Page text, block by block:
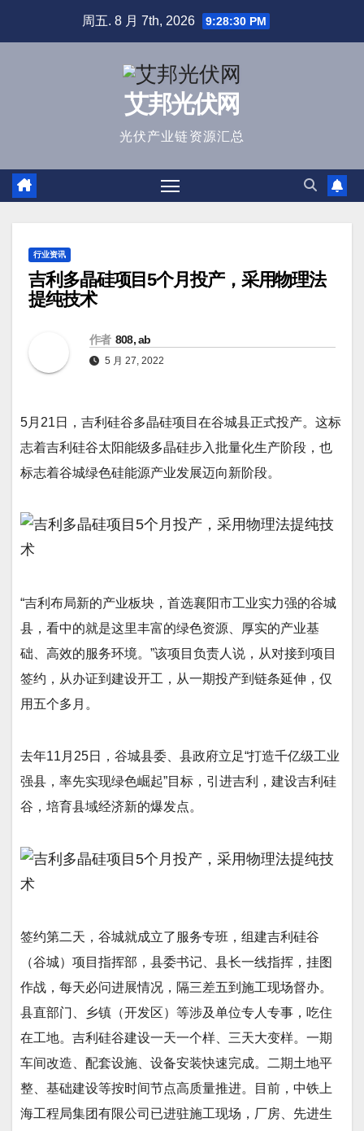
周五. 8 月 7th, 2026 9:28:30 PM
艾邦光伏网
光伏产业链资源汇总
行业资讯
吉利多晶硅项目5个月投产，采用物理法
提纯技术
作者 808, ab
5 月 27, 2022
5月21日，吉利硅谷多晶硅项目在谷城县正式投产。这标
志着吉利硅谷太阳能级多晶硅步入批量化生产阶段，也
标志着谷城绿色硅能源产业发展迈向新阶段。
“吉利布局新的产业板块，首选襄阳市工业实力强的谷城
县，看中的就是这里丰富的绿色资源、厚实的产业基
础、高效的服务环境。”该项目负责人说，从对接到项目
签约，从办证到建设开工，从一期投产到链条延伸，仅
用五个多月。
去年11月25日，谷城县委、县政府立足“打造千亿级工业
强县，率先实现绿色崛起”目标，引进吉利，建设吉利硅
谷，培育县域经济新的爆发点。
签约第二天，谷城就成立了服务专班，组建吉利硅谷
（谷城）项目指挥部，县委书记、县长一线指挥，挂图
作战，每天必问进展情况，隔三差五到施工现场督办。
县直部门、乡镇（开发区）等涉及单位专人专事，吃住
在工地。吉利硅谷建设一天一个样、三天大变样。一期
车间改造、配套设施、设备安装快速完成。二期土地平
整、基础建设等按时间节点高质量推进。目前，中铁上
海工程局集团有限公司已进驻施工现场，厂房、先进生